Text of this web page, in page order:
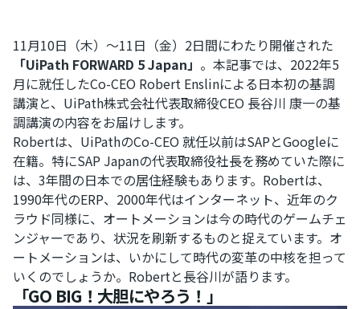
11月10日（木）～11日（金）2日間にわたり開催された
「UiPath FORWARD 5 Japan」 。本記事では、2022年5
月に就任したCo-CEO Robert Enslinによる日本初の基調
講演と、UiPath株式会社代表取締役CEO 長谷川 康一の基
調講演の内容をお届けします。
Robertは、UiPathのCo-CEO 就任以前はSAPとGoogleに
在籍。特にSAP Japanの代表取締役社長を務めていた際に
は、3年間の日本での居住経験もあります。Robertは、
1990年代のERP、2000年代はインターネット、近年のク
ラウド同様に、オートメーションは今の時代のゲームチェ
ンジャーであり、状況を刷新するものと捉えています。オ
ートメーションは、いかにして時代の変革の中核を担って
いくのでしょうか。Robertと長谷川が語ります。
「GO BIG！大胆にやろう！」